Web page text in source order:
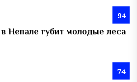
94
Непале губит молодые леса
74